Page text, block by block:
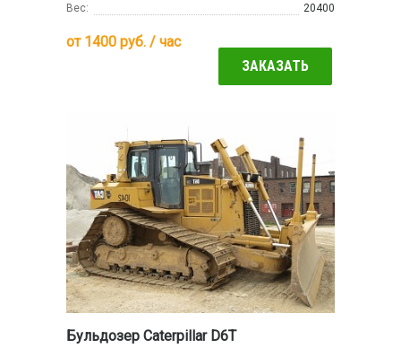
Вес:
20400
от 1400 руб. / час
ЗАКАЗАТЬ
Бульдозер Caterpillar D6T